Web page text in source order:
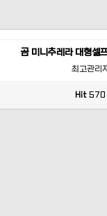
곰 미니추레라 대형셀
최고관리
Hit 570